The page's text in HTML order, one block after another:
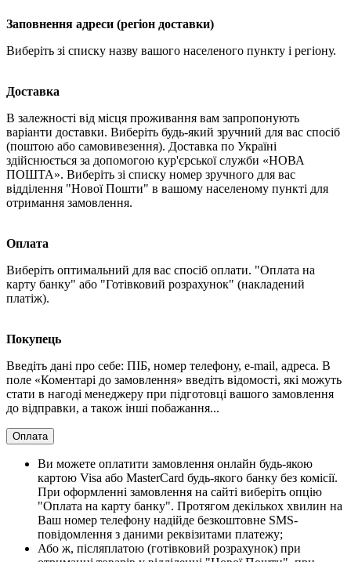
Заповнення адреси (регіон доставки)
Виберіть зі списку назву вашого населеного пункту і регіону.
Доставка
В залежності від місця проживання вам запропонують
варіанти доставки. Виберіть будь-який зручний для вас спосіб
(поштою або самовивезення). Доставка по Україні
здійснюється за допомогою кур'єрської служби «НОВА
ПОШТА». Виберіть зі списку номер зручного для вас
відділення "Нової Пошти" в вашому населеному пункті для
отримання замовлення.
Оплата
Виберіть оптимальний для вас спосіб оплати. "Оплата на
карту банку" або "Готівковий розрахунок" (накладений
платіж).
Покупець
Введіть дані про себе: ПІБ, номер телефону, e-mail, адреса. В
поле «Коментарі до замовлення» введіть відомості, які можуть
стати в нагоді менеджеру при підготовці вашого замовлення
до відправки, а також інші побажання...
Оплата
Ви можете оплатити замовлення онлайн будь-якою
картою Visa або MasterCard будь-якого банку без комісії.
При оформленні замовлення на сайті виберіть опцію
"Оплата на карту банку". Протягом декількох хвилин на
Ваш номер телефону надійде безкоштовне SMS-
повідомлення з даними реквізитами платежу;
Або ж, післяплатою (готівковий розрахунок) при